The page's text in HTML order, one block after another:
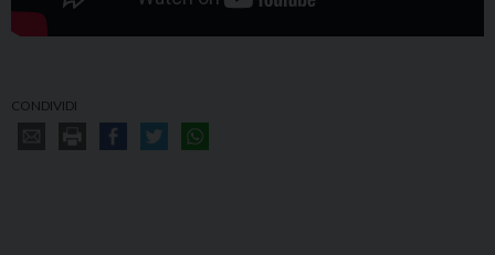
CONDIVIDI